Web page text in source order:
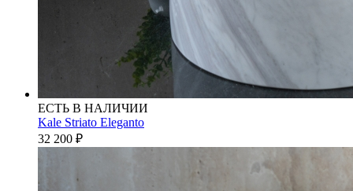
ЕСТЬ В НАЛИЧИИ
Kale Striato Eleganto
32 200 ₽